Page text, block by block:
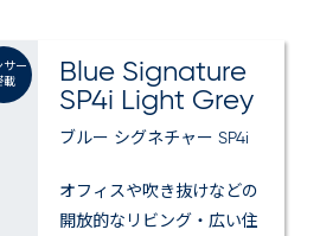
サー
載
Blue Signature
SP4i Light Grey
ブルー シグネチャー SP4i
オフィスや吹き抜けなどの
開放的なリビング・広い住